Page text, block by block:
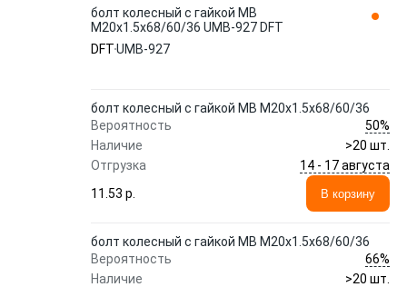
болт колесный с гайкой MB
M20x1.5x68/60/36 UMB-927 DFT
DFTUMB-927
болт колесный с гайкой MB M20x1.5x68/60/36
Вероятность
50%
Наличие
>20 шт.
Отгрузка
14 - 17 августа
11.53 p.
В корзину
болт колесный с гайкой MB M20x1.5x68/60/36
Вероятность
66%
Наличие
>20 шт.